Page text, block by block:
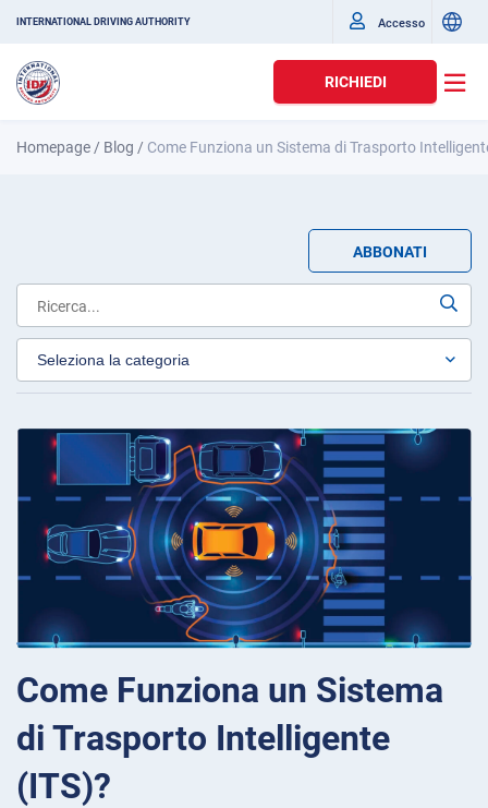
INTERNATIONAL DRIVING AUTHORITY Accesso
RICHIEDI
Homepage / Blog / Come Funziona un Sistema di Trasporto
ABBONATI
Come Funziona un Sistema
di Trasporto Intelligente
(ITS)?